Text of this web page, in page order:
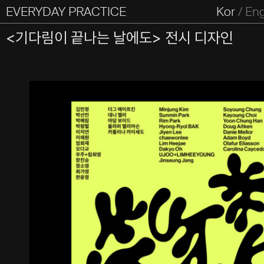
EVERYDAY PRACTICE
일상의실천 Kor/
All Types Graphic Editorial Website Identity
<기다림이 끝나는 날에도> 전시 디자인